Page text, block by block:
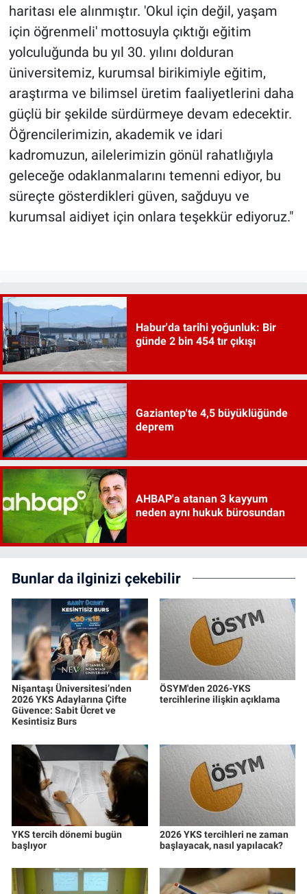
haritası ele alınmıştır. 'Okul için değil, yaşam
için öğrenmeli' mottosuyla çıktığı eğitim
yolculuğunda bu yıl 30. yılını dolduran
üniversitemiz, kurumsal birikimiyle eğitim,
araştırma ve bilimsel üretim faaliyetlerini daha
güçlü bir şekilde sürdürmeye devam edecektir.
Öğrencilerimizin, akademik ve idari
kadromuzun, ailelerimizin gönül rahatlığıyla
geleceğe odaklanmalarını temenni ediyor, bu
süreçte gösterdikleri güven, sağduyu ve
kurumsal aidiyet için onlara teşekkür ediyoruz."
Habur'da tarihi yoğunluk: Bir
günde 2 bin 454 tır çıkışı
Gaziantep'te 4,5 büyüklüğünde
deprem
AHBAP'a atanan 3 kayyum
neden aynı hukuk bürosundan
Bunlar da ilginizi çekebilir
Nişantaşı Üniversitesi’nden
2026 YKS Adaylarına Çifte
Güvence: Sabit Ücret ve
Kesintisiz Burs
ÖSYM'den 2026-YKS
tercihlerine ilişkin açıklama
YKS tercih dönemi bugün
başlıyor
2026 YKS tercihleri ne zaman
başlayacak, nasıl yapılacak?